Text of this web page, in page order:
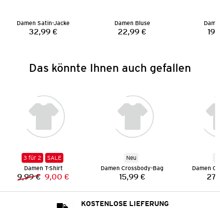
Damen Satin-Jacke
Preis:
32,99 €
Damen Bluse
Preis:
22,99 €
Das könnte Ihnen auch gefallen
3 für 2
SALE
Damen T-Shirt
Vorheriger Preis:
9,99 € Neuer Preis:
9,00 €
Neu
Damen Crossbody-Bag
Preis:
15,99 €
Damen
KOSTENLOSE LIEFERUNG